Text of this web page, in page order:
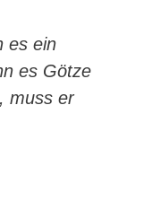
es ein
es Götze
muss er